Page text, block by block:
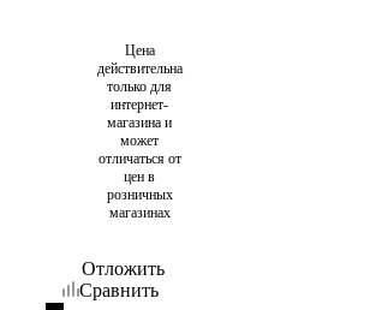
Цена
действительна
только для
интернет-
магазина и
может
отличаться от
цен в
розничных
магазинах
Отложить
Сравнить